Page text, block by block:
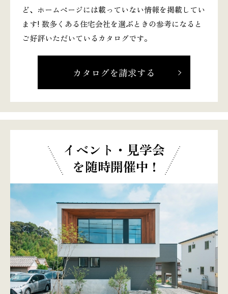
ど、ホームページには載っていない情報を掲載してい
ます! 数多くある住宅会社を選ぶときの参考になると
ご好評いただいているカタログです。
カタログを請求する
イベント・見学会
を随時開催中 !